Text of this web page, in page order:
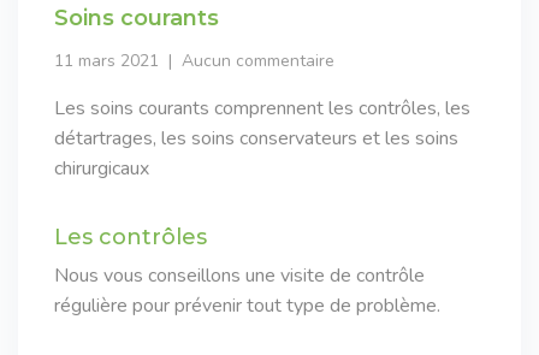
Soins courants
11 mars 2021 Aucun commentaire
Les soins courants comprennent les contrôles, les
détartrages, les soins conservateurs et les soins
chirurgicaux
Les contrôles
Nous vous conseillons une visite de contrôle
régulière pour prévenir tout type de problème.